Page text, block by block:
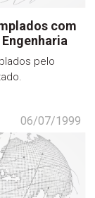
com
pelo
06/07/1999